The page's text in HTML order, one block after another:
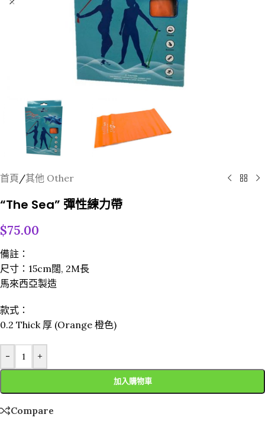
首頁 /其他 Other
“The Sea” 彈性練力帶
$75.00
備註：
尺寸：15cm闊, 2M長
馬來西亞製造
款式：
0.2 Thick 厚 (Orange 橙色)
- +
加入購物車
Compare